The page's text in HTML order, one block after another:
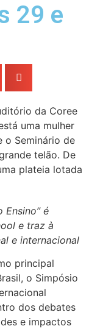
29 e
Ensino” é
e traz à
e internacional
principal
o Simpósio
dos debates
e impactos